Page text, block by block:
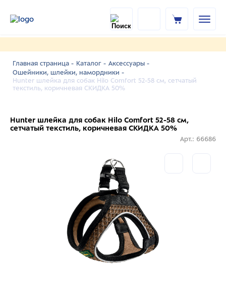
Главная страница - Каталог - Аксессуары -
Ошейники, шлейки, намордники -
Hunter шлейка для собак Hilo Comfort 52-58 см, сетчатый
текстиль, коричневая СКИДКА 50%
Hunter шлейка для собак Hilo Comfort 52-58 см,
сетчатый текстиль, коричневая СКИДКА 50%
Арт.: 66686